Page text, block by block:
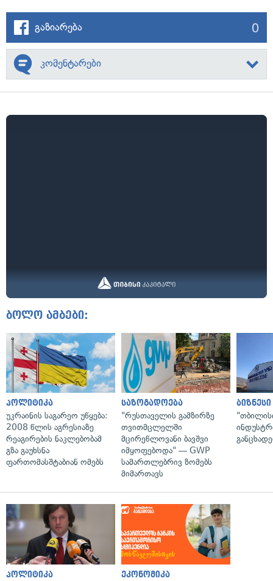
გაზიარება 0
კომენტარები
ბოლო ამბები:
პოლიტიკა
უკრაინის საგარეო უწყება:
2008 წლის აგრესიაზე
რეაგირების ნაკლებობამ
გზა გაუხსნა
ფართომასშტაბიან ომებს
საზოგადოება
"რუსთაველის გამზირზე
თვითმცლელში
მცირეწლოვანი ბავშვი
იმყოფებოდა" — GWP
სამართლებრივ ზომებს
მიმართავს
ბიზნესი
პოლიტიკა ეკონომიკა